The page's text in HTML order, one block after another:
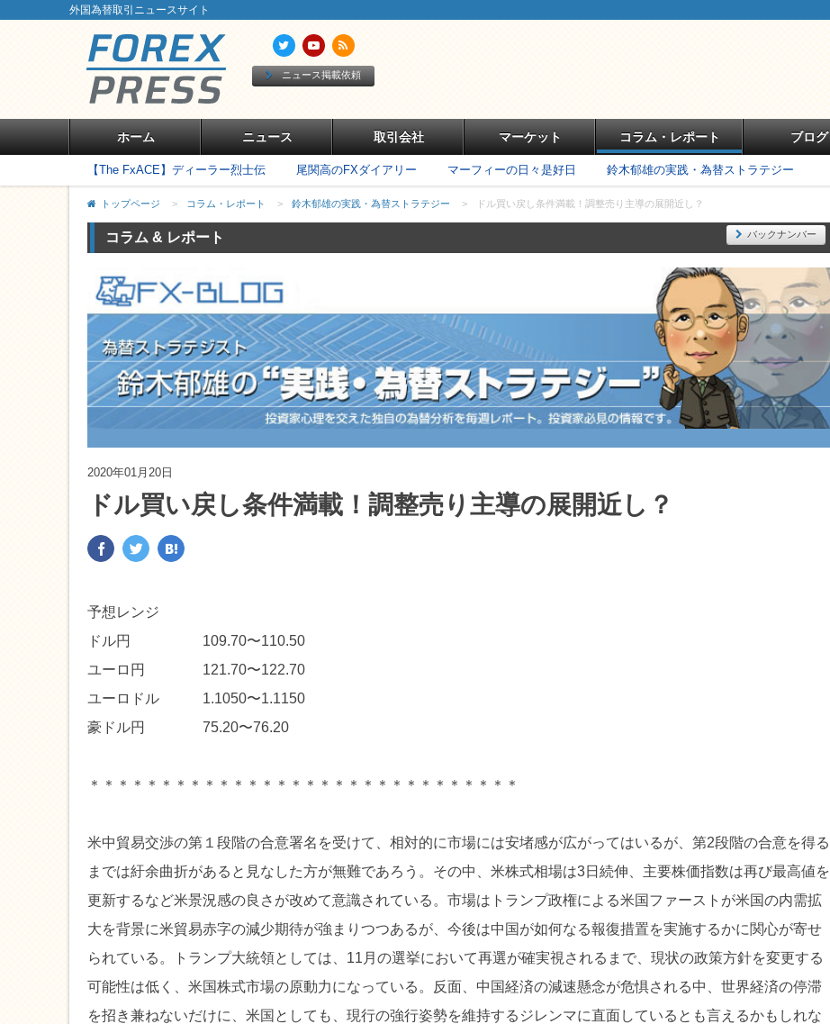
外国為替取引ニュースサイト
ニュース掲載依頼
ホーム ニュース 取引会社 マーケット コラム・レポート ブログ
【The FxACE】ディーラー烈士伝 尾関高のFXダイアリー マーフィーの日々是好日 鈴木郁雄の実践・為替ストラテジー
トップページ > コラム・レポート > 鈴木郁雄の実践・為替ストラテジー > ドル買い戻し条件満載！調整売り主導の展開近し？
コラム & レポート バックナンバー
2020年01月20日
ドル買い戻し条件満載！調整売り主導の展開近し？
予想レンジ
ドル円 109.70〜110.50
ユーロ円 121.70〜122.70
ユーロドル 1.1050〜1.1150
豪ドル円 75.20〜76.20
＊＊＊＊＊＊＊＊＊＊＊＊＊＊＊＊＊＊＊＊＊＊＊＊＊＊＊＊＊＊
米中貿易交渉の第１段階の合意署名を受けて、相対的に市場には安堵感が広がってはいるが、第2段階の合意を得る
までは紆余曲折があると見なした方が無難であろう。その中、米株式相場は3日続伸、主要株価指数は再び最高値を
更新するなど米景況感の良さが改めて意識されている。市場はトランプ政権による米国ファーストが米国の内需拡
大を背景に米貿易赤字の減少期待が強まりつつあるが、今後は中国が如何なる報復措置を実施するかに関心が寄せ
られている。トランプ大統領としては、11月の選挙において再選が確実視されるまで、現状の政策方針を変更する
可能性は低く、米国株式市場の原動力になっている。反面、中国経済の減速懸念が危惧される中、世界経済の停滞
を招き兼ねないだけに、米国としても、現行の強行姿勢を維持するジレンマに直面しているとも言えるかもしれな